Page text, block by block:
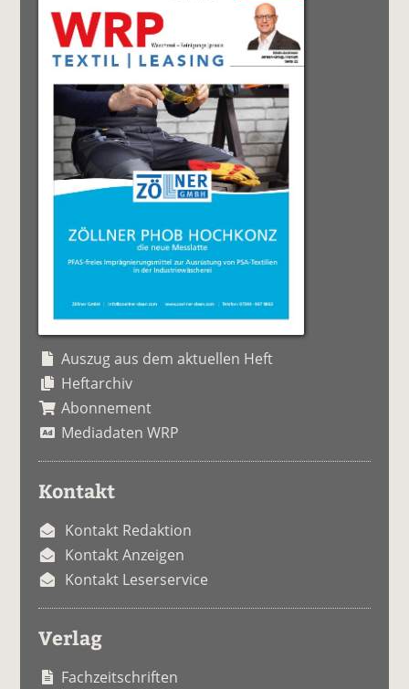
Auszug aus dem aktuellen Heft
Heftarchiv
Abonnement
Mediadaten WRP
Kontakt
Kontakt Redaktion
Kontakt Anzeigen
Kontakt Leserservice
Verlag
Fachzeitschriften